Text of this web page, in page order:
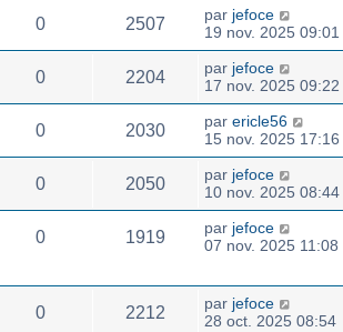
0 2507 par jefoce
19 nov. 2025 09:01
0 2204 par jefoce
17 nov. 2025 09:22
0 2030 par ericle56
15 nov. 2025 17:16
0 2050 par jefoce
10 nov. 2025 08:44
0 1919 par jefoce
07 nov. 2025 11:08
0 2212 par jefoce
28 oct. 2025 08:54